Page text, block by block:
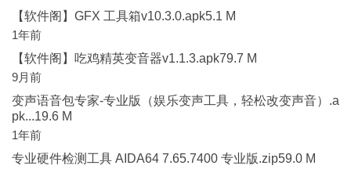
【软件阁】GFX 工具箱v10.3.0.apk5.1 M
1年前
【软件阁】吃鸡精英变音器v1.1.3.apk79.7 M
9月前
变声语音包专家-专业版（娱乐变声工具，轻松改变声音）.a
pk...19.6 M
1年前
专业硬件检测工具 AIDA64 7.65.7400 专业版.zip59.0 M